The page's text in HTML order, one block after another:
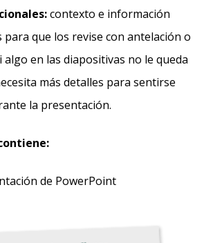
contexto e información
para que los revise con antelación o
algo en las diapositivas no le queda
más detalles para sentirse
la presentación.
de PowerPoint